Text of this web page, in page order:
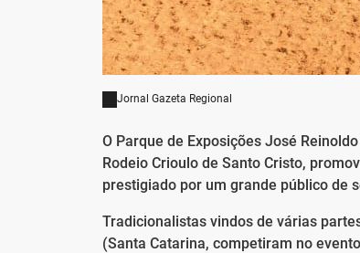
Jornal Gazeta Regional
O Parque de Exposições José
Rodeio Crioulo de Santo Cristo,
prestigiado por um grande público de
Tradicionalistas vindos de várias
(Santa Catarina, competiram no